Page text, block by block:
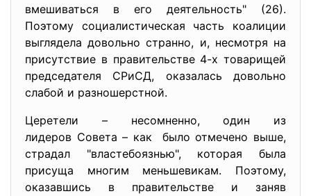
вмешиваться в его деятельность" (26).
Поэтому социалистическая часть коалиции
выглядела довольно странно, и, несмотря на
присутствие в правительстве 4-х товарищей
председателя СРиСД, оказалась довольно
слабой и разношерстной.
Церетели – несомненно, один из
лидеров Совета – как было отмечено выше,
страдал "властебоязнью", которая была
присуща многим меньшевикам. Поэтому,
оказавшись в правительстве и заняв